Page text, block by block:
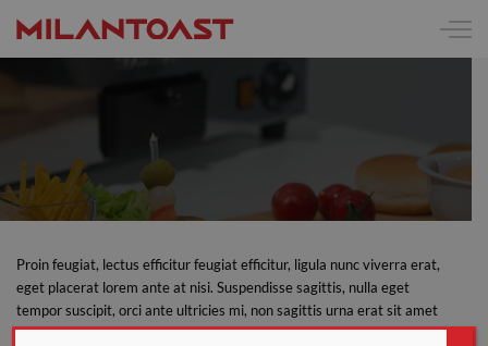
Proin feugiat, lectus efficitur feugiat efficitur, ligula nunc viverra erat,
eget placerat lorem ante at nisi. Suspendisse sagittis, nulla eget
tempor suscipit, orci ante ultricies mi, non sagittis urna erat sit amet
enim. Cras tristique scelerisque commodo. Suspendisse orci odio,